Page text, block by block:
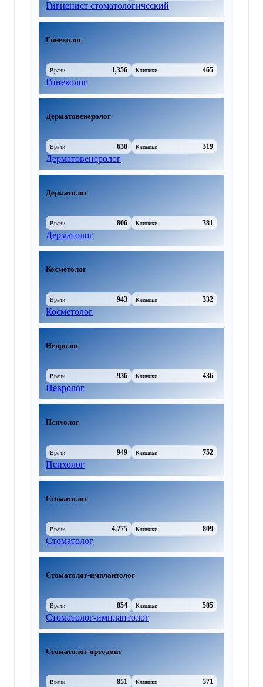
Гигиенист стоматологический
Гинеколог
Врачи 1,356 Клиники 465
Гинеколог
Дерматовенеролог
Врачи 638 Клиники 319
Дерматовенеролог
Дерматолог
Врачи 806 Клиники 381
Дерматолог
Косметолог
Врачи 943 Клиники 332
Косметолог
Невролог
Врачи 936 Клиники 436
Невролог
Психолог
Врачи 949 Клиники 752
Психолог
Стоматолог
Врачи 4,775 Клиники 809
Стоматолог
Стоматолог-имплантолог
Врачи 854 Клиники 585
Стоматолог-имплантолог
Стоматолог-ортодонт
Врачи 851 Клиники 571